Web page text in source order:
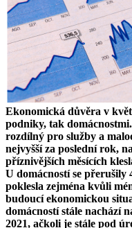
Ekonomická důvěra v
podniky, tak
rozdílný pro služby a
nejvyšší za poslední rok,
příznivějších měsících
U domácností se přerušily
poklesla zejména kvůli
budoucí ekonomickou
domácností stále nachází
2021, ačkoli je stále pod